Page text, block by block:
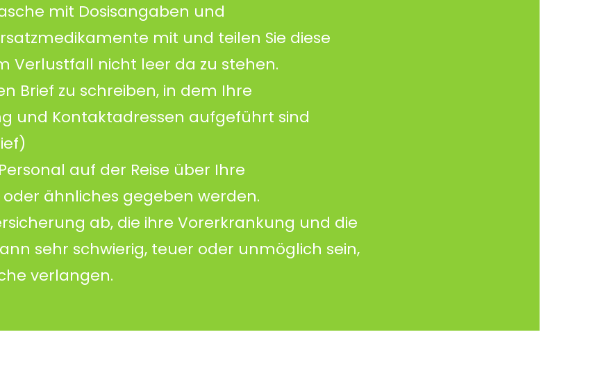
mit Dosisangaben und
mit und teilen Sie diese
Verlustfall nicht leer da zu stehen.
Brief zu schreiben, in dem Ihre
und Kontaktadressen aufgeführt sind
auf der Reise über Ihre
ähnliches gegeben werden.
ab, die ihre Vorerkrankung und die
sehr schwierig, teuer oder unmöglich sein,
verlangen.